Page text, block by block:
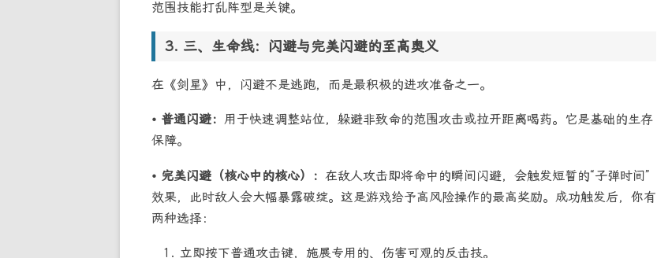
范围技能打乱阵型是关键。
三、生命线：闪避与完美闪避的至高奥义
在《剑星》中，闪避不是逃跑，而是最积极的进攻准备之一。
• 普通闪避： 用于快速调整站位，躲避非致命的范围攻击或拉开距离喝药。它是基础的生存
保障。
• 完美闪避（核心中的核心）： 在敌人攻击即将命中的瞬间闪避，会触发短暂的“子弹时间”
效果，此时敌人会大幅暴露破绽。这是游戏给予高风险操作的最高奖励。成功触发后，你有
两种选择：
立即按下普通攻击键，施展专用的、伤害可观的反击技。